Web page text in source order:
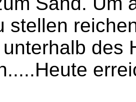
stellen
unterhalb des